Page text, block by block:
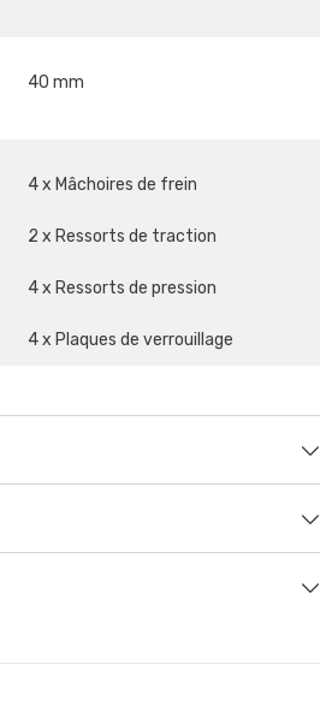
40 mm
4 x Mâchoires de frein
2 x Ressorts de traction
4 x Ressorts de pression
4 x Plaques de verrouillage